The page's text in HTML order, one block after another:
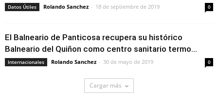
Datos Útiles Rolando Sanchez - 18 de septiembre de 2019 0
El Balneario de Panticosa recupera su histórico
Balneario del Quiñon como centro sanitario termo...
Internacionales Rolando Sanchez - 30 de mayo de 2019 0
Cargar más